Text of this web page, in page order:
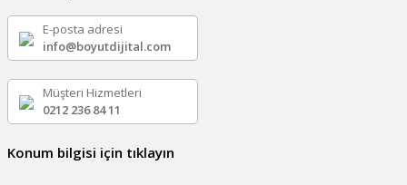
E-posta adresi
info@boyutdijital.com
Müşteri Hizmetleri
0212 236 84 11
Konum bilgisi için tıklayın